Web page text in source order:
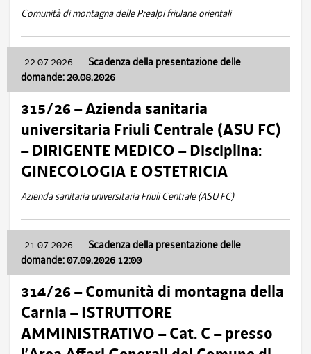
Comunità di montagna delle Prealpi friulane orientali
22.07.2026 - Scadenza della presentazione delle
domande: 20.08.2026
315/26 – Azienda sanitaria
universitaria Friuli Centrale (ASU FC)
– DIRIGENTE MEDICO – Disciplina:
GINECOLOGIA E OSTETRICIA
Azienda sanitaria universitaria Friuli Centrale (ASU FC)
21.07.2026 - Scadenza della presentazione delle
domande: 07.09.2026 12:00
314/26 – Comunità di montagna della
Carnia – ISTRUTTORE
AMMINISTRATIVO – Cat. C – presso